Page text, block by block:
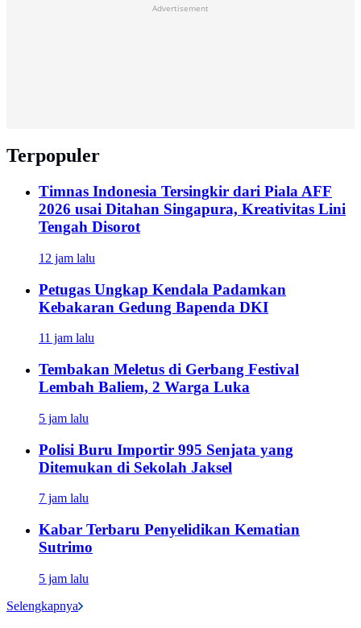
Advertisement
Terpopuler
Timnas Indonesia Tersingkir dari Piala AFF
2026 usai Ditahan Singapura, Kreativitas Lini
Tengah Disorot
12 jam lalu
Petugas Ungkap Kendala Padamkan
Kebakaran Gedung Bapenda DKI
11 jam lalu
Tembakan Meletus di Gerbang Festival
Lembah Baliem, 2 Warga Luka
5 jam lalu
Polisi Buru Importir 995 Senjata yang
Ditemukan di Sekolah Jaksel
7 jam lalu
Kabar Terbaru Penyelidikan Kematian
Sutrimo
5 jam lalu
Selengkapnya